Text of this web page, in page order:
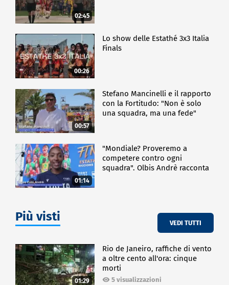
02:45
00:26
Lo show delle Estathé 3x3 Italia
Finals
00:57
Stefano Mancinelli e il rapporto
con la Fortitudo: "Non è solo
una squadra, ma una fede"
01:14
"Mondiale? Proveremo a
competere contro ogni
squadra". Olbis Andrè racconta
Più visti VEDI TUTTI
01:29
Rio de Janeiro, raffiche di vento
a oltre cento all'ora: cinque
morti
5 visualizzazioni